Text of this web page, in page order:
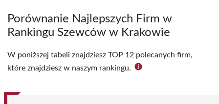
Porównanie Najlepszych Firm w
Rankingu Szewców w Krakowie
W poniższej tabeli znajdziesz TOP 12 polecanych firm,
które znajdziesz w naszym rankingu.